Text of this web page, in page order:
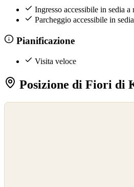
Ingresso accessibile in sedia a
Parcheggio accessibile in
Pianificazione
Visita veloce
Posizione di Fiori di